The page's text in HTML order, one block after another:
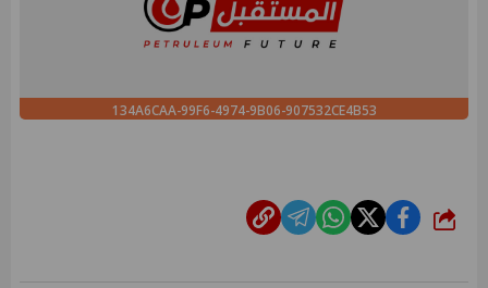
134A6CAA-99F6-4974-9B06-907532CE4B53
شارك